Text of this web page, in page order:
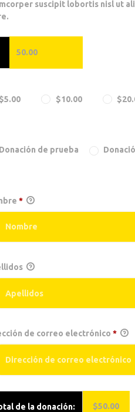
suscipit lobortis nisl ut
$5.00 $10.00
Donación de prueba
*
de correo electrónico *
de la donación: $50.00